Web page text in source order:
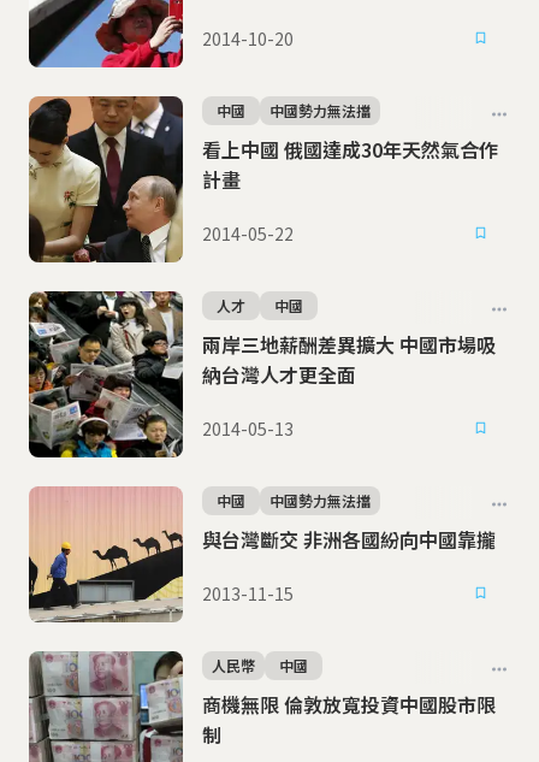
2014-10-20
看上中國 俄國達成30年天然氣合作
計畫
中國 中國勢力無法擋
2014-05-22
兩岸三地薪酬差異擴大 中國市場吸
納台灣人才更全面
人才 中國
2014-05-13
與台灣斷交 非洲各國紛向中國靠攏
中國 中國勢力無法擋
2013-11-15
商機無限 倫敦放寬投資中國股市限
制
人民幣 中國